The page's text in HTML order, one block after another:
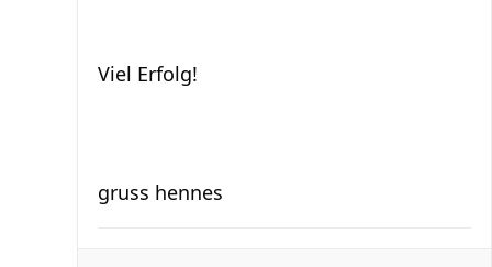
Viel Erfolg!
gruss hennes